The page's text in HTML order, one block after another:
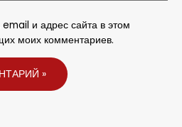
и адрес сайта в этом
моих комментариев.